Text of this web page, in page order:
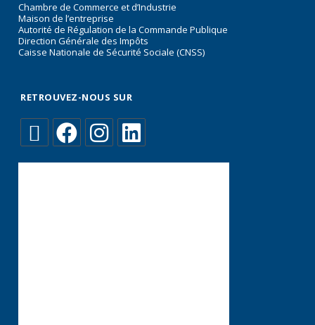
Chambre de Commerce et d’Industrie
Maison de l’entreprise
Autorité de Régulation de la Commande Publique
Direction Générale des Impôts
Caisse Nationale de Sécurité Sociale (CNSS)
RETROUVEZ-NOUS SUR